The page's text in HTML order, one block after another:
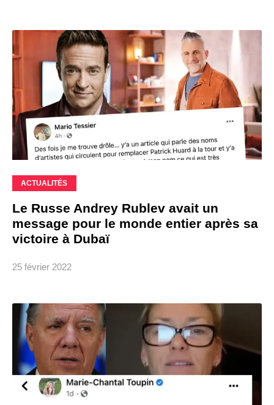
ACTUALITÉS
Le Russe Andrey Rublev avait un
message pour le monde entier après sa
victoire à Dubaï
25 février 2022